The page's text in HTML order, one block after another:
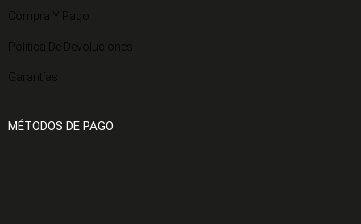
Compra Y Pago
Política De Devoluciones
Garantías
MÉTODOS DE PAGO